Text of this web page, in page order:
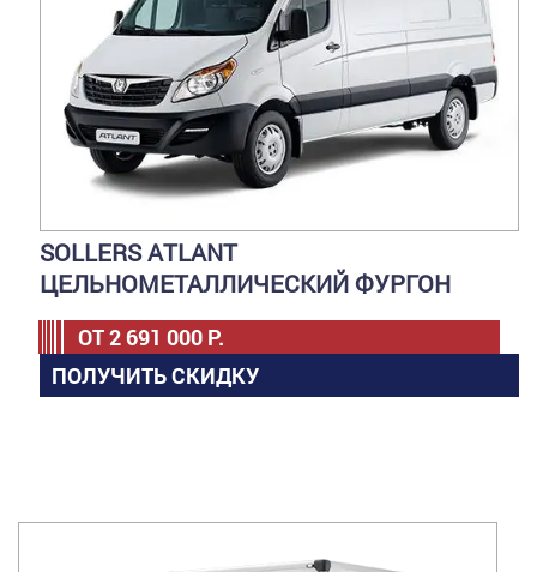
SOLLERS ATLANT
ЦЕЛЬНОМЕТАЛЛИЧЕСКИЙ ФУРГОН
ОТ2 691 000 Р.
ПОЛУЧИТЬ СКИДКУ